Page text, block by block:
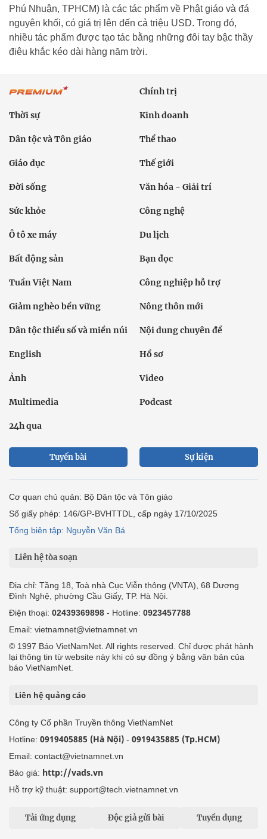
Phú Nhuận, TPHCM) là các tác phẩm về Phật giáo và đá
nguyên khối, có giá trị lên đến cả triệu USD. Trong đó,
nhiều tác phẩm được tạo tác bằng những đôi tay bậc thầy
điêu khắc kéo dài hàng năm trời.
Chính trị
Thời sự Kinh doanh
Dân tộc và Tôn giáo Thể thao
Giáo dục Thế giới
Đời sống Văn hóa - Giải trí
Sức khỏe Công nghệ
Ô tô xe máy Du lịch
Bất động sản Bạn đọc
Tuần Việt Nam Công nghiệp hỗ trợ
Giảm nghèo bền vững Nông thôn mới
Dân tộc thiểu số và miền núi Nội dung chuyên đề
English Hồ sơ
Ảnh Video
Multimedia Podcast
24h qua
Tuyến bài Sự kiện
Cơ quan chủ quản: Bộ Dân tộc và Tôn giáo
Số giấy phép: 146/GP-BVHTTDL, cấp ngày 17/10/2025
Tổng biên tập: Nguyễn Văn Bá
Liên hệ tòa soạn
Địa chỉ: Tầng 18, Toà nhà Cục Viễn thông (VNTA), 68 Dương
Đình Nghệ, phường Cầu Giấy, TP. Hà Nội.
Điện thoại: 02439369898 - Hotline: 0923457788
Email: vietnamnet@vietnamnet.vn
© 1997 Báo VietNamNet. All rights reserved. Chỉ được phát hành
lại thông tin từ website này khi có sự đồng ý bằng văn bản của
báo VietNamNet.
Liên hệ quảng cáo
Công ty Cổ phần Truyền thông VietNamNet
Hotline: 0919405885 (Hà Nội) - 0919435885 (Tp.HCM)
Email: contact@vietnamnet.vn
Báo giá: http://vads.vn
Hỗ trợ kỹ thuật: support@tech.vietnamnet.vn
Tải ứng dụng Độc giả gửi bài Tuyển dụng